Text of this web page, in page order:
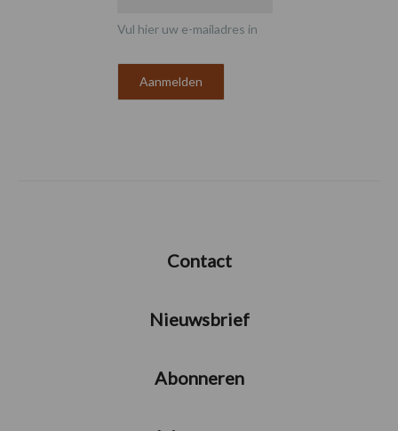
Vul hier uw e-mailadres in
Contact
Nieuwsbrief
Abonneren